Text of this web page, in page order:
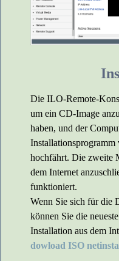
Die ILO-Remote-
um ein CD-Image
haben, und der
hochfährt. Die zweite
dem Internet
funktioniert.
Wenn Sie sich für die
können Sie die
Installation aus dem
dowload ISO